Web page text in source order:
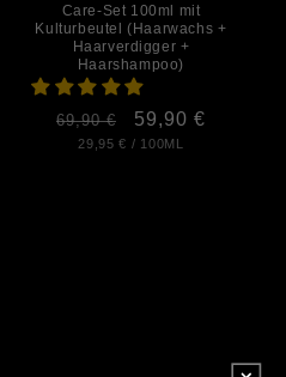
Care-Set 100ml mit
Kulturbeutel (Haarwachs +
Haarverdigger +
Haarshampoo)
Normaler
Preis
69,90 € Verkaufspreis
59,90 €
GRUNDPREIS
29,95 € / PRO
100ML